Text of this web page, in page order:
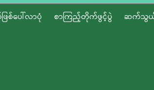
စ်ပေါ်လာပုံ စာကြည့်တိုက်ဖွင့်ပွဲ ဆက်သွ